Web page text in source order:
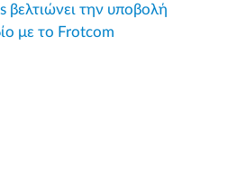
βελτιώνει την υποβολή
με το Frotcom